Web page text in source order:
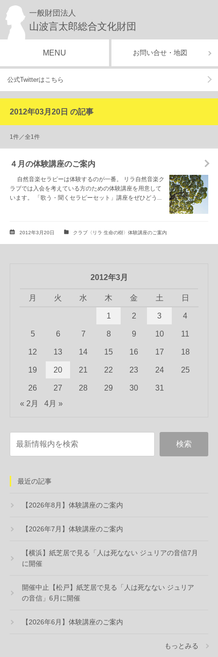
一般財団法人
山波言太郎総合文化財団
MENU お問い合せ・地図
公式Twitterはこちら
2012年03月20日 の記事
1件／全1件
４月の体験講座のご案内
自然音楽セラピーは体験するのが一番。 リラ自然音楽ク
ラブでは入会を考えている方のための体験講座を用意して
います。 「歌う・聞くセラピーセット」講座をぜひどう...
2012年3月20日 クラブ〈リラ 生命の樹〉体験講座のご案内
2012年3月
月 火 水 木 金 土 日
1 2 3 4
5 6 7 8 9 10 11
12 13 14 15 16 17 18
19 20 21 22 23 24 25
26 27 28 29 30
31
« 2月
4月 »
最近の記事
【2026年8月】体験講座のご案内
【2026年7月】体験講座のご案内
【横浜】紙芝居で見る「人は死なない ジュリアの音信7月
に開催
開催中止【松戸】紙芝居で見る「人は死なない ジュリア
の音信」6月に開催
【2026年6月】体験講座のご案内
もっとみる